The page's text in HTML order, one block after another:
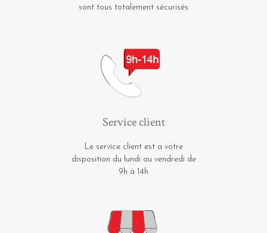
sont tous totalement sécurisés
Service client
Le service client est a votre
disposition du lundi au vendredi de
9h à 14h